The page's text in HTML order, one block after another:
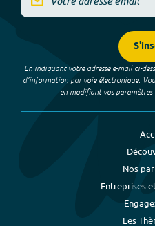
En indiquant votre adresse e-mail ci-
d’information par voie électronique.
en modifiant vos paramètres
Nos
Entreprises
Les